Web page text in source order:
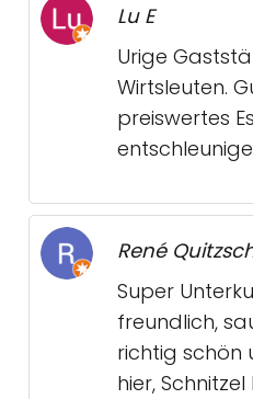
Lu E
Urige
Wirtsleuten.
preiswertes
René
Super
freundlich,
richtig schön
hier,